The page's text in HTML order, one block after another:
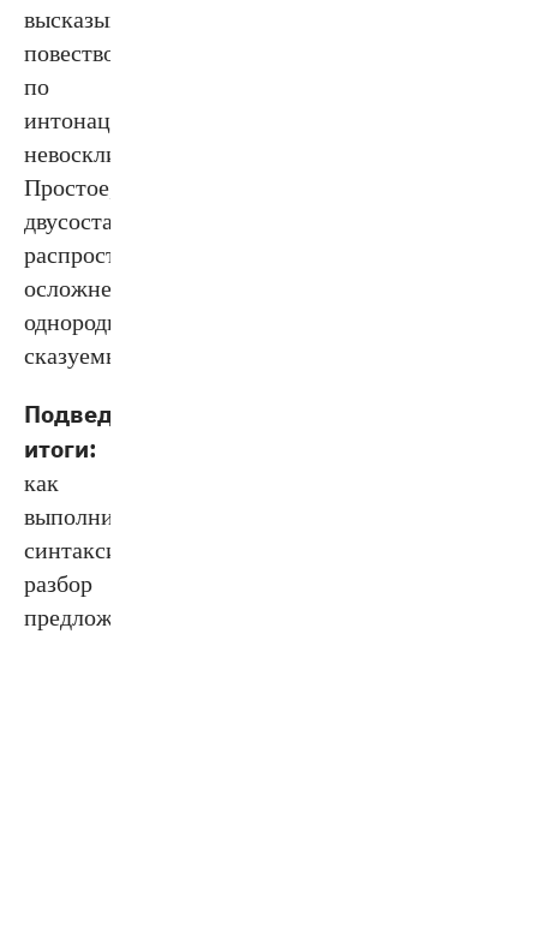
высказывания
повествовательное,
по
интонации
невосклицательное.
Простое,
двусоставное,
распространённое,
осложнено
однородными
сказуемыми.
Подведём
итоги:
как
выполнить
синтаксический
разбор
предложения.